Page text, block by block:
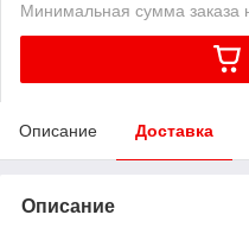
Минимальная сумма заказа
Описание Доставка
Описание